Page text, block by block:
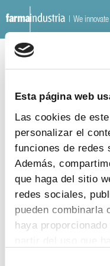
Esta página web
Las cookies de
personalizar el
funciones de redes
Además,
que haga del sitio
redes sociales,
pueden combinarla
haya
| We
OTHER
30 | 1 | 2015
Spanish public
expenditure
2014)
download